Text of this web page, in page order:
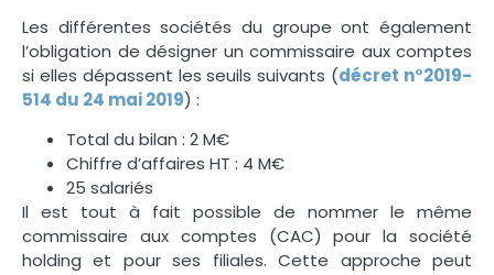
Les différentes sociétés du groupe ont également
l’obligation de désigner un commissaire aux comptes
si elles dépassent les seuils suivants (décret n°2019-
514 du 24 mai 2019) :
Total du bilan : 2 M€
Chiffre d’affaires HT : 4 M€
25 salariés
Il est tout à fait possible de nommer le même
commissaire aux comptes (CAC) pour la société
holding et pour ses filiales. Cette approche peut